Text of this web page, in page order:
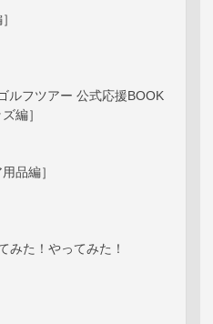
ルフツアー 公式応援BOOK
編］
品編］
みた！やってみた！